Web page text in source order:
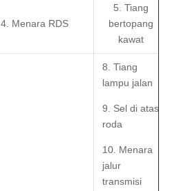
4. Menara RDS
5. Tiang
bertopang
kawat
8. Tiang
lampu jalan
9. Sel di atas
roda
10. Menara
jalur
transmisi